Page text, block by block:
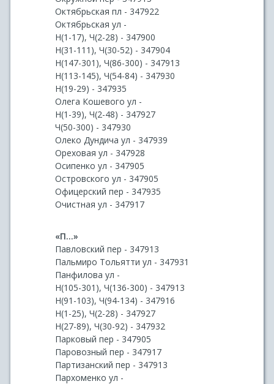
Октябрьская пл - 347922
Октябрьская ул -
Н(1-17), Ч(2-28) - 347900
Н(31-111), Ч(30-52) - 347904
Н(147-301), Ч(86-300) - 347913
Н(113-145), Ч(54-84) - 347930
Н(19-29) - 347935
Олега Кошевого ул -
Н(1-39), Ч(2-48) - 347927
Ч(50-300) - 347930
Олеко Дундича ул - 347939
Ореховая ул - 347928
Осипенко ул - 347905
Островского ул - 347905
Офицерский пер - 347935
Очистная ул - 347917
«П...»
Павловский пер - 347913
Пальмиро Тольятти ул - 347931
Панфилова ул -
Н(105-301), Ч(136-300) - 347913
Н(91-103), Ч(94-134) - 347916
Н(1-25), Ч(2-28) - 347927
Н(27-89), Ч(30-92) - 347932
Парковый пер - 347905
Паровозный пер - 347917
Партизанский пер - 347913
Пархоменко ул -